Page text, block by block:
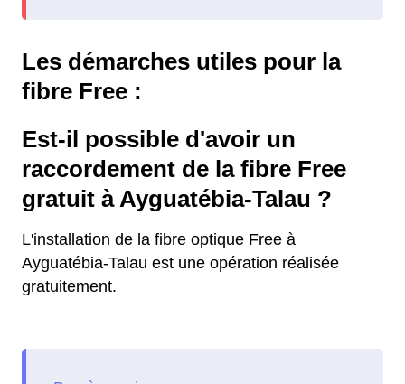
Les démarches utiles pour la
fibre Free :
Est-il possible d'avoir un
raccordement de la fibre Free
gratuit à Ayguatébia-Talau ?
L'installation de la fibre optique Free à
Ayguatébia-Talau est une opération réalisée
gratuitement.